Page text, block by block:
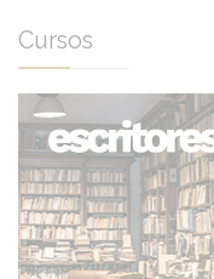
Cursos